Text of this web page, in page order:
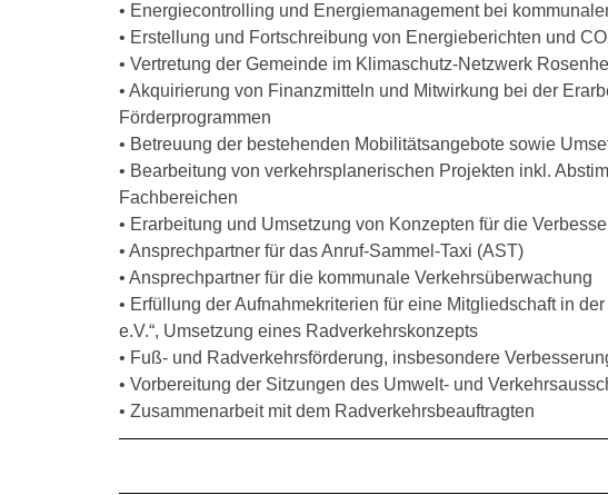
• Energiecontrolling und Energiemanagement bei
• Erstellung und Fortschreibung von Energieberichten und
• Vertretung der Gemeinde im Klimaschutz-Netzwerk
• Akquirierung von Finanzmitteln und Mitwirkung bei der
Förderprogrammen
• Betreuung der bestehenden Mobilitätsangebote sowie
• Bearbeitung von verkehrsplanerischen Projekten inkl.
Fachbereichen
• Erarbeitung und Umsetzung von Konzepten für die
• Ansprechpartner für das Anruf-Sammel-Taxi (AST)
• Ansprechpartner für die kommunale Verkehrsüberwachung
• Erfüllung der Aufnahmekriterien für eine Mitgliedschaft in
e.V.“, Umsetzung eines Radverkehrskonzepts
• Fuß- und Radverkehrsförderung, insbesondere
• Vorbereitung der Sitzungen des Umwelt- und
• Zusammenarbeit mit dem Radverkehrsbeauftragten